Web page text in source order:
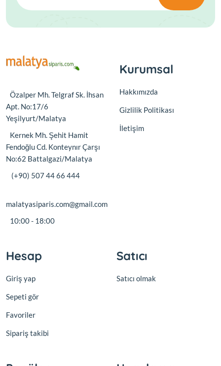
Özalper Mh. Telgraf Sk. İhsan
Apt. No:17/6
Yeşilyurt/Malatya
Kernek Mh. Şehit Hamit
Fendoğlu Cd. Konteynır Çarşı
No:62 Battalgazi/Malatya
(+90) 507 44 66 444
malatyasiparis.com@gmail.com
10:00 - 18:00
Kurumsal
Hakkımızda
Gizlilik Politikası
İletişim
Hesap
Giriş yap
Sepeti gör
Favoriler
Sipariş takibi
Satıcı
Satıcı olmak